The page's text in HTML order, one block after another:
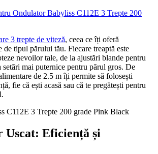
Ondulator Babyliss C112E 3 Trepte 200
3 trepte de viteză, ceea ce îți oferă
tipul părului tău. Fiecare treaptă este
nevoilor tale, de la ajustări blande pentru
setări mai puternice pentru părul gros. De
de 2.5 m îți permite să folosești
fie că ești acasă sau că te pregătești pentru
Eficiență și